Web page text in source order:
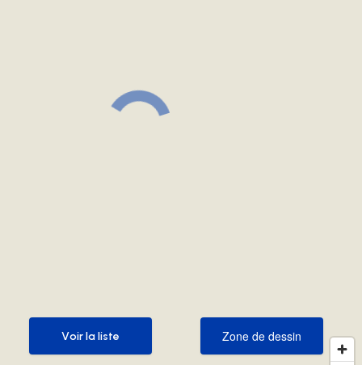
Zone de dessin
Zone de dessin
Voir la liste
Voir la liste